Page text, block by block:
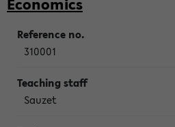
310001
Sauzet